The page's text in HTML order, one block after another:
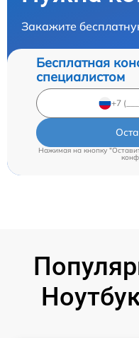
Закажите
Бесплатная
специалистом
Нажимая на кнопку